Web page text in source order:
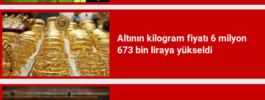
Altının kilogram fiyatı 6 milyon
673 bin liraya yükseldi